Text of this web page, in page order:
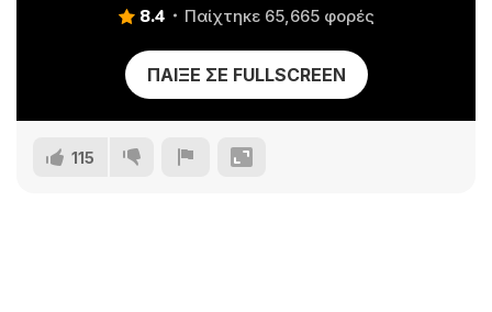
8.4 Παίχτηκε 65,665 φορές
ΠΑΊΞΕ ΣΕ FULLSCREEN
115